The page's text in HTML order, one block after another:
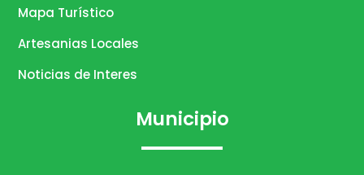
Mapa Turístico
Artesanias Locales
Noticias de Interes
Municipio